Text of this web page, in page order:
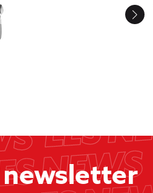
newsletter